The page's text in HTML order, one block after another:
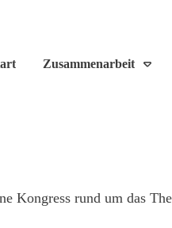
Zusammenarbeit
Kongress rund um das